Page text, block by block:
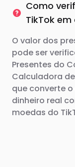
Como
TikTok em
O valor dos
pode ser
Presentes do
Calculadora
que converte
dinheiro real
moedas do